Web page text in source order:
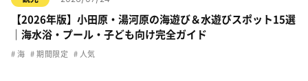
【2026年版】小田原・湯河原の海遊び＆水遊びスポット15選
｜海水浴・プール・子ども向け完全ガイド
海 期間限定 人気